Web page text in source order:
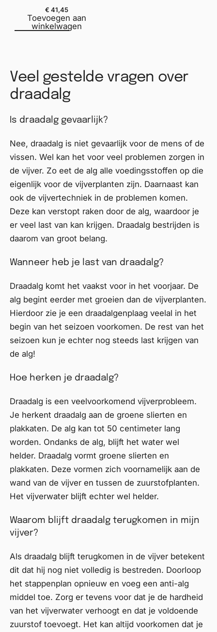
€ 41,45
Toevoegen aan
winkelwagen
Veel gestelde vragen over
draadalg
Is draadalg gevaarlijk?
Nee, draadalg is niet gevaarlijk voor de mens of de
vissen. Wel kan het voor veel problemen zorgen in
de vijver. Zo eet de alg alle voedingsstoffen op die
eigenlijk voor de vijverplanten zijn. Daarnaast kan
ook de vijvertechniek in de problemen komen.
Deze kan verstopt raken door de alg, waardoor je
er veel last van kan krijgen. Draadalg bestrijden is
daarom van groot belang.
Wanneer heb je last van draadalg?
Draadalg komt het vaakst voor in het voorjaar. De
alg begint eerder met groeien dan de vijverplanten.
Hierdoor zie je een draadalgenplaag veelal in het
begin van het seizoen voorkomen. De rest van het
seizoen kun je echter nog steeds last krijgen van
de alg!
Hoe herken je draadalg?
Draadalg is een veelvoorkomend vijverprobleem.
Je herkent draadalg aan de groene slierten en
plakkaten. De alg kan tot 50 centimeter lang
worden. Ondanks de alg, blijft het water wel
helder. Draadalg vormt groene slierten en
plakkaten. Deze vormen zich voornamelijk aan de
wand van de vijver en tussen de zuurstofplanten.
Het vijverwater blijft echter wel helder.
Waarom blijft draadalg terugkomen in mijn
vijver?
Als draadalg blijft terugkomen in de vijver betekent
dit dat hij nog niet volledig is bestreden. Doorloop
het stappenplan opnieuw en voeg een anti-alg
middel toe. Zorg er tevens voor dat je de hardheid
van het vijverwater verhoogt en dat je voldoende
zuurstof toevoegt. Het kan altijd voorkomen dat je